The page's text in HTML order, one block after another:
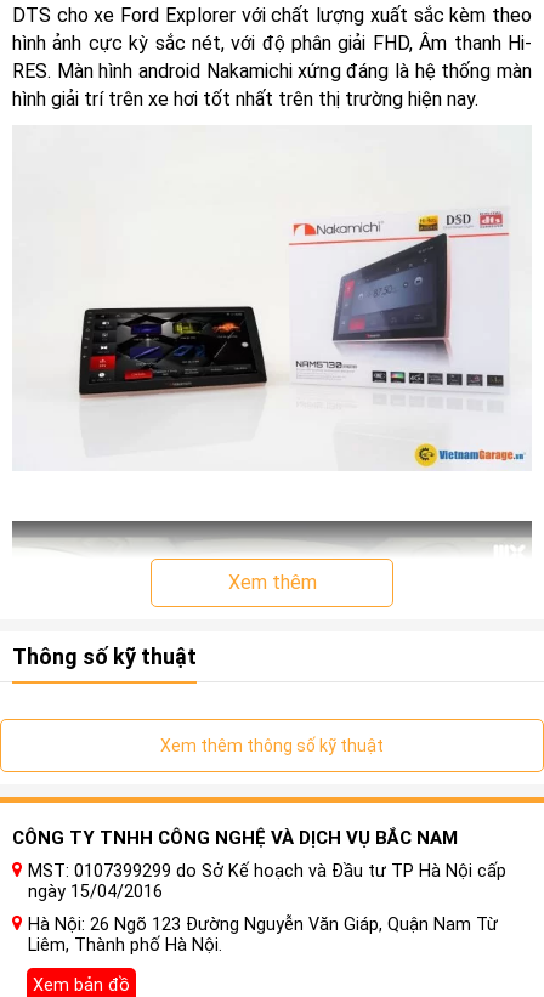
DTS cho xe Ford Explorer với chất lượng xuất sắc kèm theo
hình ảnh cực kỳ sắc nét, với độ phân giải FHD, Âm thanh Hi-
RES. Màn hình android Nakamichi xứng đáng là hệ thống màn
hình giải trí trên xe hơi tốt nhất trên thị trường hiện nay.
Có nên gắn Màn Hình Ô tô Nakamichi
Nam5730 Âm Thanh Hires, DSD, DTS
cho xe Ford Explorer
hay không?
Xem thêm
Thông số kỹ thuật
Xem thêm thông số kỹ thuật
CÔNG TY TNHH CÔNG NGHỆ VÀ DỊCH VỤ BẮC NAM
MST: 0107399299 do Sở Kế hoạch và Đầu tư TP Hà Nội cấp
ngày 15/04/2016
Hà Nội: 26 Ngõ 123 Đường Nguyễn Văn Giáp, Quận Nam Từ
Liêm, Thành phố Hà Nội.
Xem bản đồ